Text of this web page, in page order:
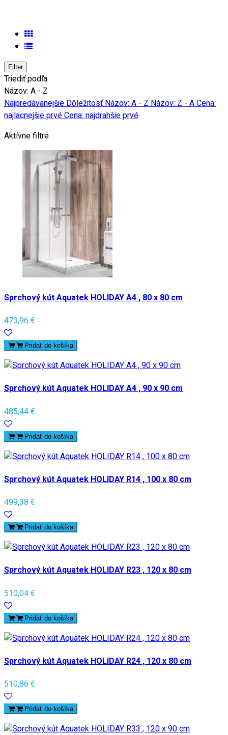
Filter
Triediť podľa:
Názov: A - Z
Najpredávanejšie DôležitosťNázov: A - Z Názov: Z - ACena:
najlacnejšie prvéCena: najdrahšie prvé
Aktívne filtre
Sprchový kút Aquatek HOLIDAY A4 , 80 x 80 cm
473,96 €
Pridať do košíka
Sprchový kút Aquatek HOLIDAY A4 , 90 x 90 cm
485,44 €
Pridať do košíka
Sprchový kút Aquatek HOLIDAY R14 , 100 x 80 cm
499,38 €
Pridať do košíka
Sprchový kút Aquatek HOLIDAY R23 , 120 x 80 cm
510,04 €
Pridať do košíka
Sprchový kút Aquatek HOLIDAY R24 , 120 x 80 cm
510,86 €
Pridať do košíka